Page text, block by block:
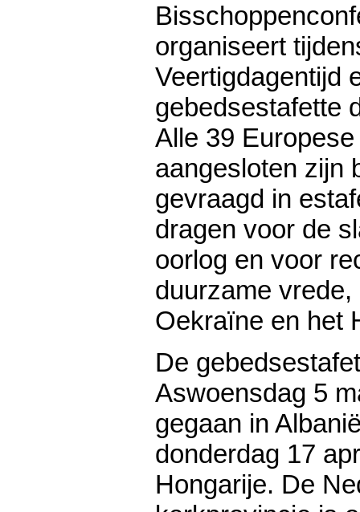
organiseert
Veertigdagentijd
gebedsestafette
Alle 39
aangesloten zijn
gevraagd in
dragen voor de
oorlog en voor
duurzame
Oekraïne en het
De
Aswoensdag 5
gegaan in
donderdag 17
Hongarije. De